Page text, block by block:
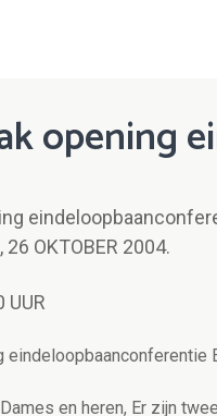
opening
26 OKTOBER 2004.
UUR
en heren, Er zijn